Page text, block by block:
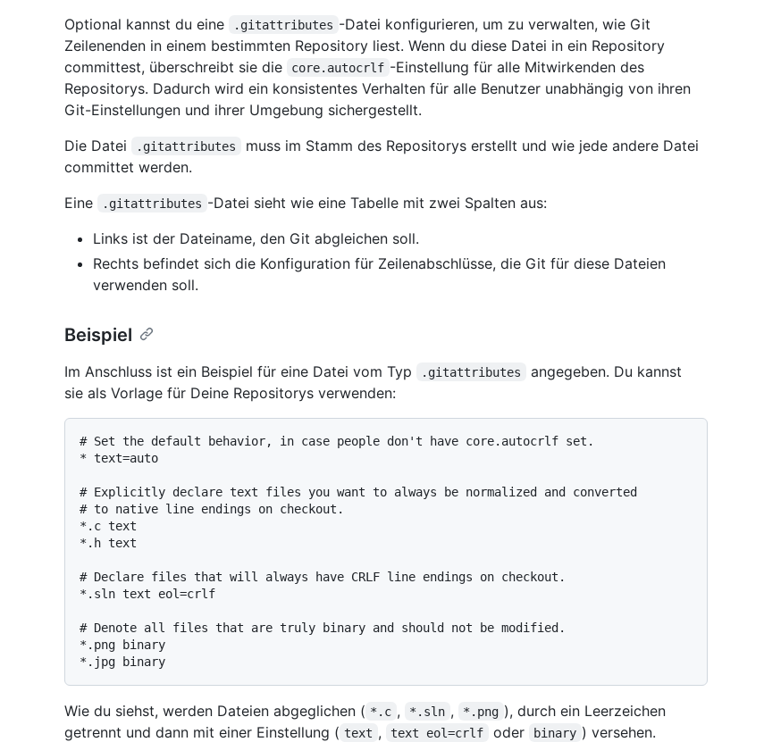
Optional kannst du eine .gitattributes -Datei konfigurieren, um zu verwalten, wie Git
Zeilenenden in einem bestimmten Repository liest. Wenn du diese Datei in ein Repository
committest, überschreibt sie die
core.autocrlf -Einstellung für alle Mitwirkenden des
Repositorys. Dadurch wird ein konsistentes Verhalten für alle Benutzer unabhängig von ihren
Git-Einstellungen und ihrer Umgebung sichergestellt.
Die Datei
.gitattributes
muss im Stamm des Repositorys erstellt und wie jede andere Datei
committet werden.
Eine
.gitattributes -Datei sieht wie eine Tabelle mit zwei Spalten aus:
Links ist der Dateiname, den Git abgleichen soll.
Rechts befindet sich die Konfiguration für Zeilenabschlüsse, die Git für diese Dateien
verwenden soll.
Beispiel
Im Anschluss ist ein Beispiel für eine Datei vom Typ .gitattributes
angegeben. Du kannst
sie als Vorlage für Deine Repositorys verwenden:
# Set the default behavior, in case people don't have core.autocrlf set.
* text=auto
# Explicitly declare text files you want to always be normalized and converted
# to native line endings on checkout.
*.c text
*.h text
# Declare files that will always have CRLF line endings on checkout.
*.sln text eol=crlf
# Denote all files that are truly binary and should not be modified.
*.png binary
Wie du siehst, werden Dateien abgeglichen ( *.c , *.sln , *.png ), durch ein Leerzeichen
getrennt und dann mit einer Einstellung ( text , text eol=crlf oder binary ) versehen.